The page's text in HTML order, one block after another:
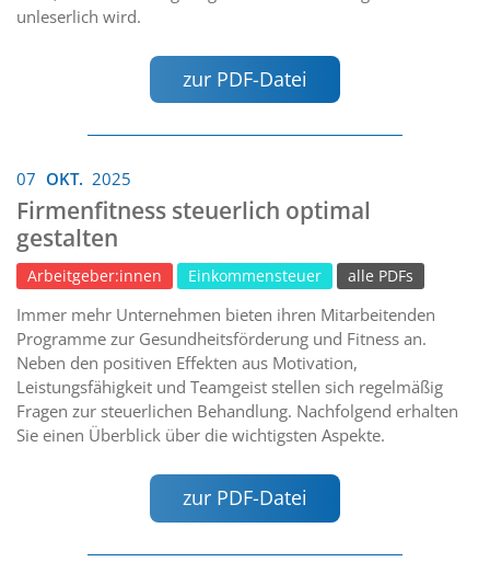
unleserlich wird.
zur PDF-Datei
07 OKT. 2025
Firmenfitness steuerlich optimal
gestalten
Arbeitgeber:innen Einkommensteuer alle PDFs
Immer mehr Unternehmen bieten ihren Mitarbeitenden
Programme zur Gesundheitsförderung und Fitness an.
Neben den positiven Effekten aus Motivation,
Leistungsfähigkeit und Teamgeist stellen sich regelmäßig
Fragen zur steuerlichen Behandlung. Nachfolgend erhalten
Sie einen Überblick über die wichtigsten Aspekte.
zur PDF-Datei